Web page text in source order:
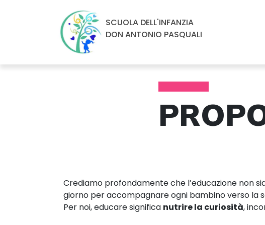
SCUOLA DELL'INFANZIA
DON ANTONIO PASQUALI
Crediamo profondamente che l’educazione non
giorno per accompagnare ogni bambino verso la
Per noi, educare significa nutrire la curiosità,